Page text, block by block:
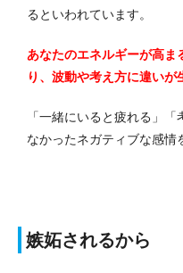
るといわれています。
あなたのエネルギーが高ま
り、波動や考え方に違いが
「一緒にいると疲れる」
なかったネガティブな感情
嫉妬されるから